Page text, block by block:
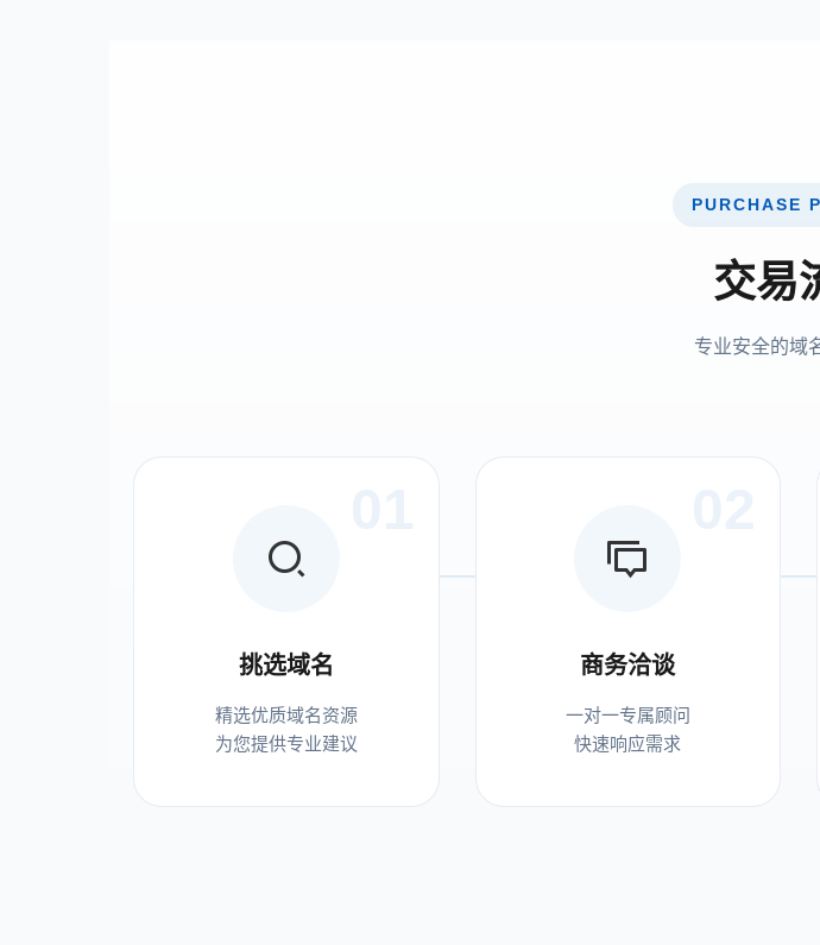
PURCHASE
交易
专业安全的域
挑选域名
精选优质域名资源
为您提供专业建议
商务洽谈
一对一专属顾问
快速响应需求